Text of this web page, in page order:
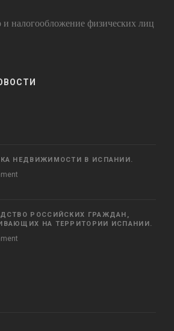
налогообложение физических лиц
НЕДВИЖИМОСТИ В ИСПАНИИ.
РОССИЙСКИХ ГРАЖДАН,
НА ТЕРРИТОРИИ ИСПАНИИ.